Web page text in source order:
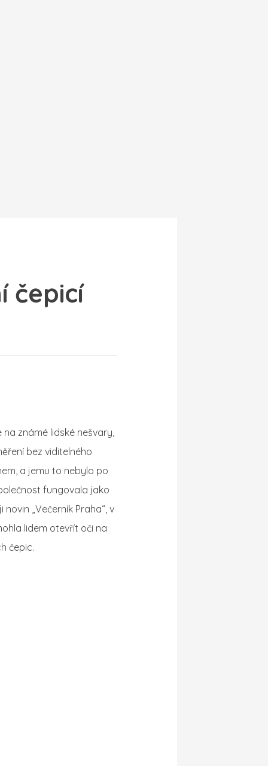
čepicí
známé lidské nešvary,
bez viditelného
a jemu to nebylo po
fungovala jako
„Večerník Praha“, v
lidem otevřít oči na
čepic.